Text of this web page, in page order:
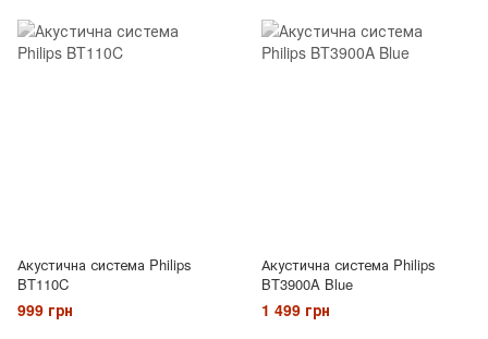
Акустична система Philips
BT110C
999 грн
Акустична система Philips
BT3900A Blue
1 499 грн